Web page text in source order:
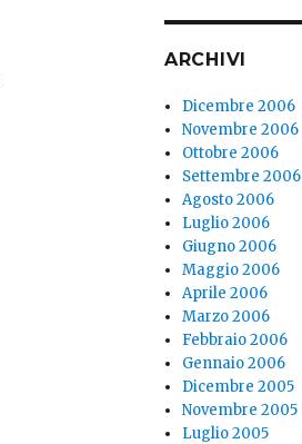
ARCHIVI
Dicembre 2006
Novembre 2006
Ottobre 2006
Settembre 2006
Agosto 2006
Luglio 2006
Giugno 2006
Maggio 2006
Aprile 2006
Marzo 2006
Febbraio 2006
Gennaio 2006
Dicembre 2005
Novembre 2005
Luglio 2005